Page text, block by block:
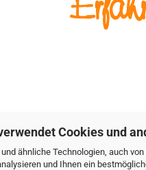
Cookies und
ähnliche Technologien, auch
und Ihnen ein